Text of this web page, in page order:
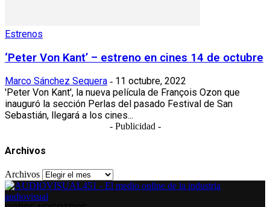
Estrenos
‘Peter Von Kant’ – estreno en cines 14 de octubre
Marco Sánchez Sequera - 11 octubre, 2022
'Peter Von Kant', la nueva película de François Ozon que
inauguró la sección Perlas del pasado Festival de San
Sebastián, llegará a los cines...
- Publicidad -
Archivos
Archivos